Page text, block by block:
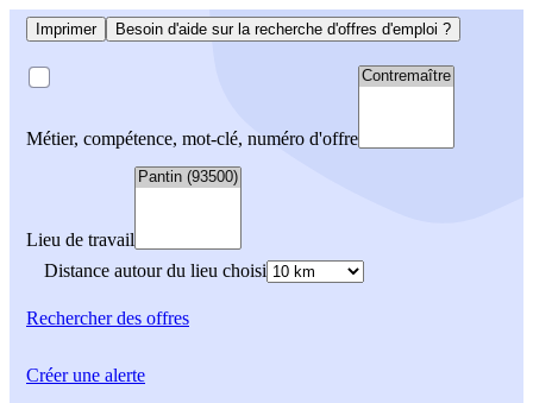
Imprimer Besoin d'aide sur la recherche d'offres d'emploi ?
Métier, compétence, mot-clé, numéro d'offre
Lieu de travail
Distance autour du lieu choisi
Rechercherdes offres
Créer une alerte